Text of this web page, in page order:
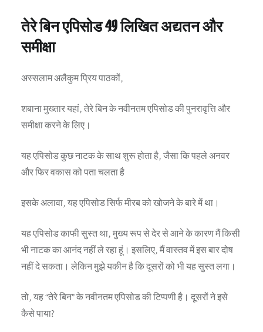
तेरे बिन एपिसोड 49 लिखित अद्यतन और
समीक्षा
अस्सलाम अलैकुम प्रिय पाठकों,
शबाना मुख्तार यहां, तेरे बिन के नवीनतम एपिसोड की पुनरावृत्ति और
समीक्षा करने के लिए।
यह एपिसोड कुछ नाटक के साथ शुरू होता है, जैसा कि पहले अनवर
और फिर वकास को पता चलता है
इसके अलावा, यह एपिसोड सिर्फ मीरब को खोजने के बारे में था।
यह एपिसोड काफी सुस्त था, मुख्य रूप से देर से आने के कारण मैं किसी
भी नाटक का आनंद नहीं ले रहा हूं। इसलिए, मैं वास्तव में इस बार दोष
नहीं दे सकता। लेकिन मुझे यकीन है कि दूसरों को भी यह सुस्त लगा।
तो, यह “तेरे बिन” के नवीनतम एपिसोड की टिप्पणी है। दूसरों ने इसे
कैसे पाया?